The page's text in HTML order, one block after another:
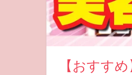
【おすす